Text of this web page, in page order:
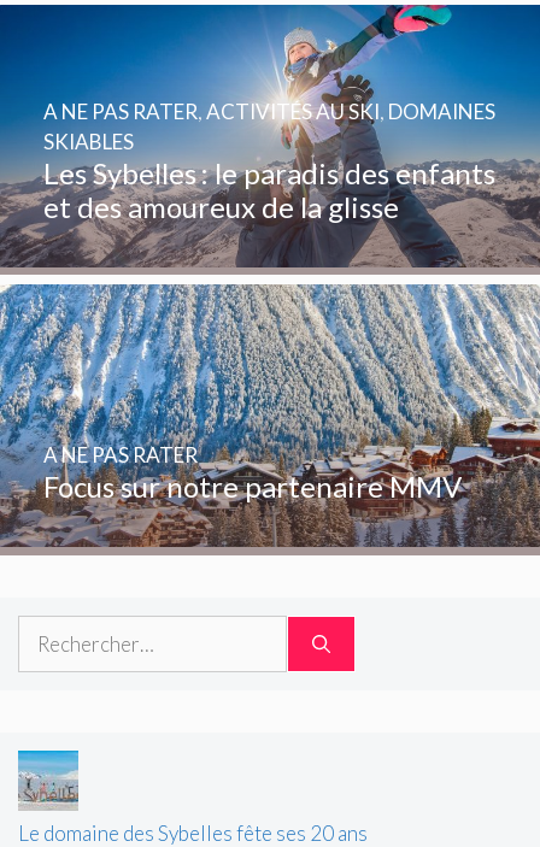
Les Sybelles : le paradis des enfants
et des amoureux de la glisse
A NE PAS RATER,ACTIVITÉS AU SKI, DOMAINES
SKIABLES
Focus sur notre partenaire MMV
A NE PAS RATER
Le domaine des Sybelles fête ses 20 ans